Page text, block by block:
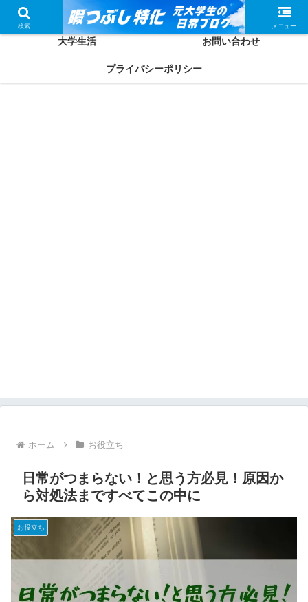
ホーム かしわってどんな人？
大学生活 お問い合わせ
プライバシーポリシー
ホーム お役立ち
日常がつまらない！と思う方必見！原因か
ら対処法まですべてこの中に
お役立ち
検索 メニュー